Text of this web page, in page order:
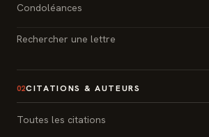
Condoléances
Rechercher une lettre
02CITATIONS & AUTEURS
Toutes les citations